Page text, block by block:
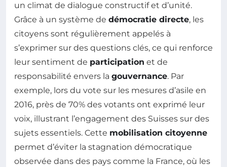
un climat de dialogue constructif et d’unité.
Grâce à un système de démocratie directe, les
citoyens sont régulièrement appelés à
s’exprimer sur des questions clés, ce qui renforce
leur sentiment de participation et de
responsabilité envers la gouvernance. Par
exemple, lors du vote sur les mesures d’asile en
2016, près de 70% des votants ont exprimé leur
voix, illustrant l’engagement des Suisses sur des
sujets essentiels. Cette mobilisation citoyenne
permet d’éviter la stagnation démocratique
observée dans des pays comme la France, où les